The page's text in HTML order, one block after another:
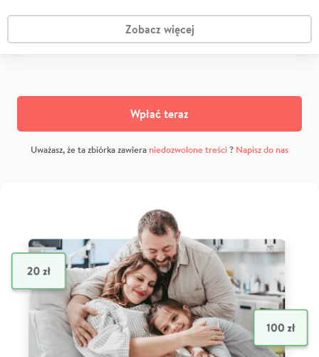
Zobacz więcej
Wpłać teraz
Uważasz, że ta zbiórka zawiera niedozwolone treści? Napisz do nas